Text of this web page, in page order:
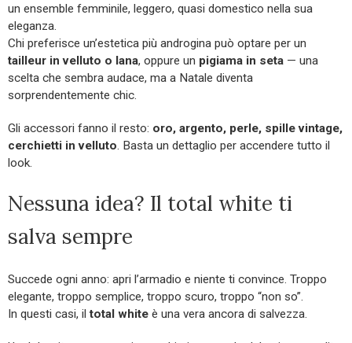
un ensemble femminile, leggero, quasi domestico nella sua
eleganza.
Chi preferisce un’estetica più androgina può optare per un
tailleur in velluto o lana, oppure un pigiama in seta — una
scelta che sembra audace, ma a Natale diventa
sorprendentemente chic.
Gli accessori fanno il resto: oro, argento, perle, spille vintage,
cerchietti in velluto. Basta un dettaglio per accendere tutto il
look.
Nessuna idea? Il total white ti
salva sempre
Succede ogni anno: apri l’armadio e niente ti convince. Troppo
elegante, troppo semplice, troppo scuro, troppo “non so”.
In questi casi, iltotal white è una vera ancora di salvezza.